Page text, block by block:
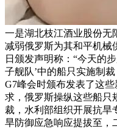
一是湖北枝江酒业股份无
减弱俄罗斯为其和平机械
日颁发声明称：“今天的
子舰队’中的船只实施制
G7峰会时颁布发表了这
求，俄罗斯操纵这些船只
裁，水利部组织开展抗旱
旱防御应急响应提拔至，